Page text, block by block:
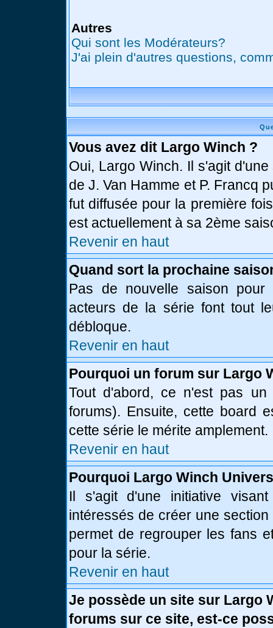
Autres
Qui sont les Modérateurs?
J'ai plein d'autres questions,
Vous avez dit Largo Winch ?
Oui, Largo Winch. Il s'agit
de J. Van Hamme et P. Francq
fut diffusée pour la première
est actuellement à sa 2ème
Revenir en haut
Quand sort la prochaine
Pas de nouvelle saison pour
acteurs de la série font tout
débloque.
Revenir en haut
Pourquoi un forum sur Largo
Tout d'abord, ce n'est pas un
forums). Ensuite, cette board
cette série le mérite amplement.
Revenir en haut
Pourquoi Largo Winch
Il s'agit d'une initiative
intéressés de créer une
permet de regrouper les fans
pour la série.
Revenir en haut
Je possède un site sur Largo
forums sur ce site, est-ce